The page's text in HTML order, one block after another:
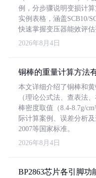
例，分步骤说明变损计
实例表格，涵盖SCB10/
快速掌握变压器能效评估
2026年8月4日
铜棒的重量计算方法
本文详细介绍了铜棒和
（理论公式法、查表法
棒密度取值（8.4-8.7g/
际计算案例、误差分析
2007等国家标准。
2026年8月4日
BP2863芯片各引脚功